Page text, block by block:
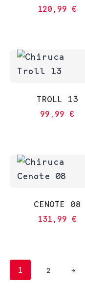
120,99 €
TROLL 13
99,99 €
CENOTE 08
131,99 €
1 2 →